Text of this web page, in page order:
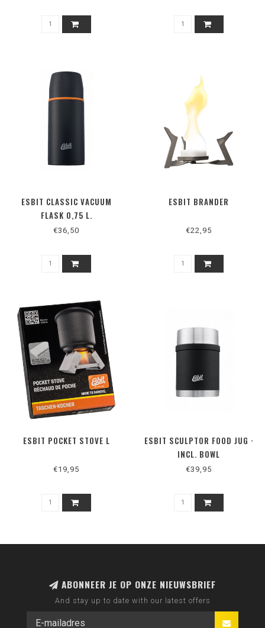
ESBIT CLASSIC VACUUM
FLASK 0,75 L.
€36,50
ESBIT BRANDER
€22,95
ESBIT POCKET STOVE L
€19,95
ESBIT SCULPTOR FOOD JUG ·
INCL. BOWL
€39,95
ABONNEER JE OP ONZE NIEUWSBRIEF
And stay up to date with our latest offers